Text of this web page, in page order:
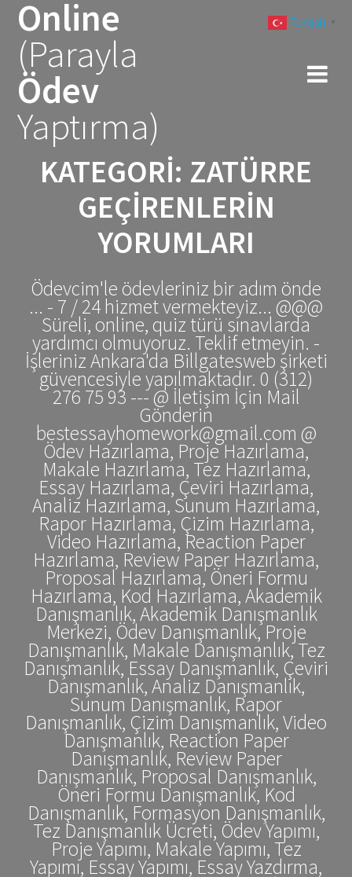
Online
(Parayla
Ödev
Yaptırma)
KATEGORI: ZATÜRRE
GEÇIRENLERIN
YORUMLARI
Ödevcim'le ödevleriniz bir adım önde
... - 7 / 24 hizmet vermekteyiz... @@@
Süreli, online, quiz türü sınavlarda
yardımcı olmuyoruz. Teklif etmeyin. -
İşleriniz Ankara'da Billgatesweb şirketi
güvencesiyle yapılmaktadır. 0 (312)
276 75 93 --- @ İletişim İçin Mail
Gönderin
bestessayhomework@gmail.com @
Ödev Hazırlama, Proje Hazırlama,
Makale Hazırlama, Tez Hazırlama,
Essay Hazırlama, Çeviri Hazırlama,
Analiz Hazırlama, Sunum Hazırlama,
Rapor Hazırlama, Çizim Hazırlama,
Video Hazırlama, Reaction Paper
Hazırlama, Review Paper Hazırlama,
Proposal Hazırlama, Öneri Formu
Hazırlama, Kod Hazırlama, Akademik
Danışmanlık, Akademik Danışmanlık
Merkezi, Ödev Danışmanlık, Proje
Danışmanlık, Makale Danışmanlık, Tez
Danışmanlık, Essay Danışmanlık, Çeviri
Danışmanlık, Analiz Danışmanlık,
Sunum Danışmanlık, Rapor
Danışmanlık, Çizim Danışmanlık, Video
Danışmanlık, Reaction Paper
Danışmanlık, Review Paper
Danışmanlık, Proposal Danışmanlık,
Öneri Formu Danışmanlık, Kod
Danışmanlık, Formasyon Danışmanlık,
Tez Danışmanlık Ücreti, Ödev Yapımı,
Proje Yapımı, Makale Yapımı, Tez
Yapımı, Essay Yapımı, Essay Yazdırma,
Turkish ▼